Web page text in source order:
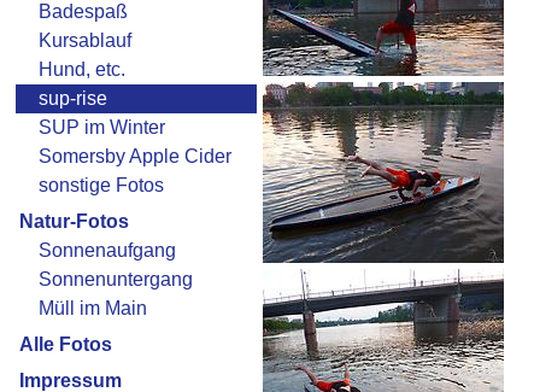
Badespaß
Kursablauf
Hund, etc.
sup-rise
SUP im Winter
Somersby Apple Cider
sonstige Fotos
Natur-Fotos
Sonnenaufgang
Sonnenuntergang
Müll im Main
Alle Fotos
Impressum